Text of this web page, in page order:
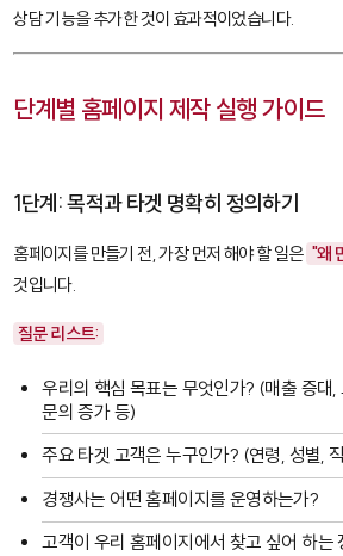
상담 기능을 추가한 것이 효과적이었습니다.
단계별 홈페이지 제작 실행 가이드
1단계: 목적과 타겟 명확히 정의하기
홈페이지를 만들기 전, 가장 먼저 해야 할 일은 "왜
것입니다.
질문 리스트:
우리의 핵심 목표는 무엇인가? (매출 증대,
문의 증가 등)
주요 타겟 고객은 누구인가? (연령, 성별,
경쟁사는 어떤 홈페이지를 운영하는가?
고객이 우리 홈페이지에서 찾고 싶어 하는